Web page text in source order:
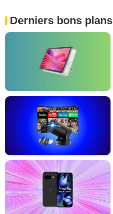
Derniers bons plans